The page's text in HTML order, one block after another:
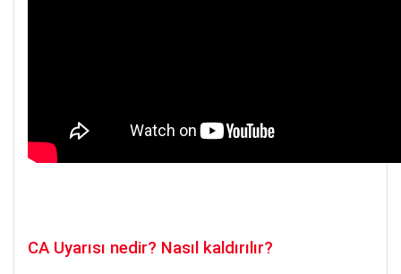
EV3KEY İLE PARAMETRELERİN CİHAZDAN
CA Uyarısı nedir? Nasıl kaldırılır?